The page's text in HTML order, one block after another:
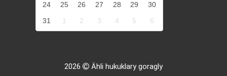
24
25 26 27 28 29
30
31
1 2 3 4 5 6
2026 Ähli hukuklary goragly